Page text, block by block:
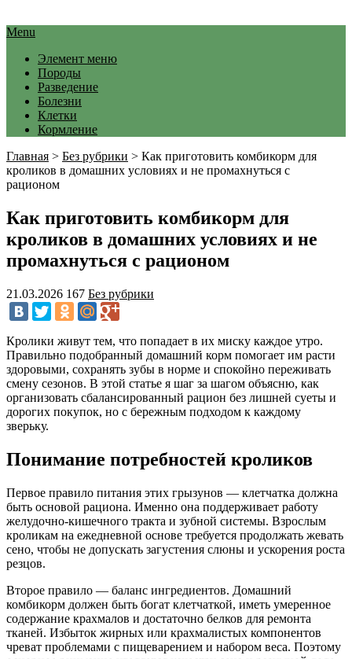
Menu
Элемент меню
Породы
Разведение
Болезни
Клетки
Кормление
Главная > Без рубрики > Как приготовить комбикорм для
кроликов в домашних условиях и не промахнуться с
рационом
Как приготовить комбикорм для
кроликов в домашних условиях и не
промахнуться с рационом
21.03.2026 167 Без рубрики
Кролики живут тем, что попадает в их миску каждое утро.
Правильно подобранный домашний корм помогает им расти
здоровыми, сохранять зубы в норме и спокойно переживать
смену сезонов. В этой статье я шаг за шагом объясню, как
организовать сбалансированный рацион без лишней суеты и
дорогих покупок, но с бережным подходом к каждому
зверьку.
Понимание потребностей кроликов
Первое правило питания этих грызунов — клетчатка должна
быть основой рациона. Именно она поддерживает работу
желудочно-кишечного тракта и зубной системы. Взрослым
кроликам на ежедневной основе требуется продолжать жевать
сено, чтобы не допускать загустения слюны и ускорения роста
резцов.
Второе правило — баланс ингредиентов. Домашний
комбикорм должен быть богат клетчаткой, иметь умеренное
содержание крахмалов и достаточно белков для ремонта
тканей. Избыток жирных или крахмалистых компонентов
чреват проблемами с пищеварением и набором веса. Поэтому